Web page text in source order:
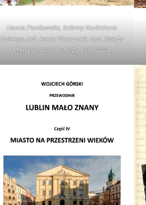
Hanna Pawłowska, Sekrety Kazimierza
Dolnego, red. Aneta Wieczorek, wyd. Księży
Młyn Dom Wydawniczy, Łódź 2024.